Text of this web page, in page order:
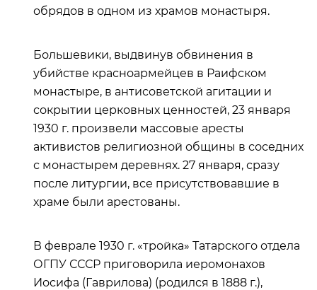
обрядов в одном из храмов монастыря.
Большевики, выдвинув обвинения в
убийстве красноармейцев в Раифском
монастыре, в антисоветской агитации и
сокрытии церковных ценностей, 23 января
1930 г. произвели массовые аресты
активистов религиозной общины в соседних
с монастырем деревнях. 27 января, сразу
после литургии, все присутствовавшие в
храме были арестованы.
В феврале 1930 г. «тройка» Татарского отдела
ОГПУ СССР приговорила иеромонахов
Иосифа (Гаврилова) (родился в 1888 г.),